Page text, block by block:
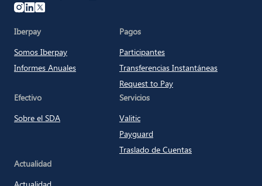
Iberpay
Iberpay
Somos Iberpay
Informes Anuales
Pagos
Participantes
Transferencias Instantáneas
Request to Pay
Efectivo
Sobre el SDA
Servicios
Valitic
Payguard
Traslado de Cuentas
Actualidad